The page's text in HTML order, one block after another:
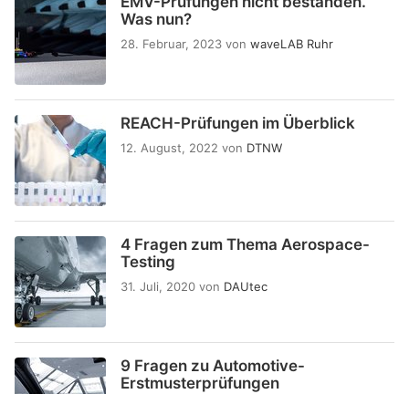
Was nun?
28. Februar, 2023 von waveLAB Ruhr
REACH-Prüfungen im Überblick
12. August, 2022 von DTNW
4 Fragen zum Thema Aerospace-
Testing
31. Juli, 2020 von DAUtec
9 Fragen zu Automotive-
Erstmusterprüfungen